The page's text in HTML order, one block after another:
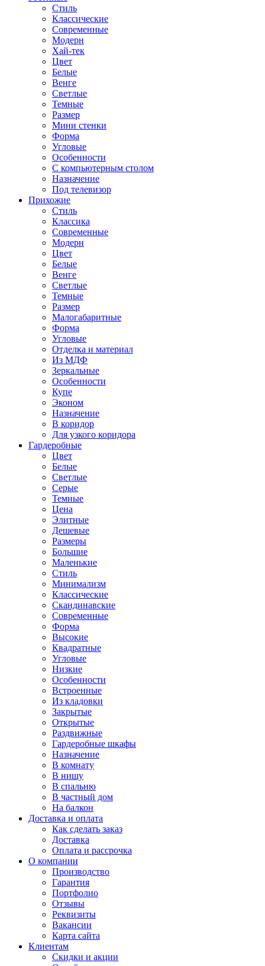
Стиль
Классические
Современные
Модерн
Хай-тек
Цвет
Белые
Венге
Светлые
Темные
Размер
Мини стенки
Форма
Угловые
Особенности
С компьютерным столом
Назначение
Под телевизор
Прихожие
Стиль
Классика
Современные
Модерн
Цвет
Белые
Венге
Светлые
Темные
Размер
Малогабаритные
Форма
Угловые
Отделка и материал
Из МДФ
Зеркальные
Особенности
Купе
Эконом
Назначение
В коридор
Для узкого коридора
Гардеробные
Цвет
Белые
Светлые
Серые
Темные
Цена
Элитные
Дешевые
Размеры
Большие
Маленькие
Стиль
Минимализм
Классические
Скандинавские
Современные
Форма
Высокие
Квадратные
Угловые
Низкие
Особенности
Встроенные
Из кладовки
Закрытые
Открытые
Раздвижные
Гардеробные шкафы
Назначение
В комнату
В нишу
В спальню
В частный дом
На балкон
Доставка и оплата
Как сделать заказ
Доставка
Оплата и рассрочка
О компании
Производство
Гарантия
Портфолио
Отзывы
Реквизиты
Вакансии
Карта сайта
Клиентам
Скидки и акции